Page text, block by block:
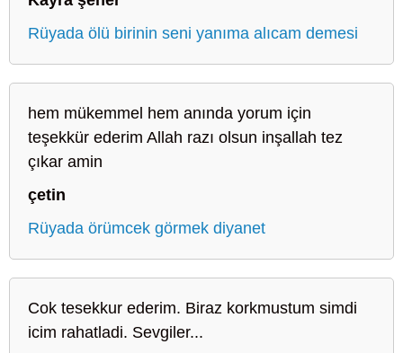
Rüyada ölü birinin seni yanıma alıcam demesi
hem mükemmel hem anında yorum için
teşekkür ederim Allah razı olsun inşallah tez
çıkar amin
çetin
Rüyada örümcek görmek diyanet
Cok tesekkur ederim. Biraz korkmustum simdi
icim rahatladi. Sevgiler...